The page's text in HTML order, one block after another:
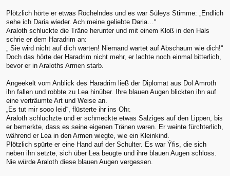
Plötzlich hörte er etwas Röchelndes und es war Süleys Stimme: „Endlich
sehe ich Daria wieder. Ach meine geliebte Daria…“
Araloth schluckte die Träne herunter und mit einem Kloß in den Hals
schrie er dem Haradrim an:
„ Sie wird nicht auf dich warten! Niemand wartet auf Abschaum wie dich!“
Doch das hörte der Haradrim nicht mehr, er lachte noch einmal bitterlich,
bevor er in Araloths Armen starb.
Angeekelt vom Anblick des Haradrim ließ der Diplomat aus Dol Amroth
ihn fallen und robbte zu Lea hinüber. Ihre blauen Augen blickten ihn auf
eine verträumte Art und Weise an.
„Es tut mir sooo leid“, flüsterte ihr ins Ohr.
Araloth schluchzte und er schmeckte etwas Salziges auf den Lippen, bis
er bemerkte, dass es seine eigenen Tränen waren. Er weinte fürchterlich,
während er Lea in den Armen wiegte, wie ein Kleinkind.
Plötzlich spürte er eine Hand auf der Schulter. Es war Ýfis, die sich
neben ihn setzte, sich über Lea beugte und ihre blauen Augen schloss.
Nie würde Araloth diese blauen Augen vergessen.